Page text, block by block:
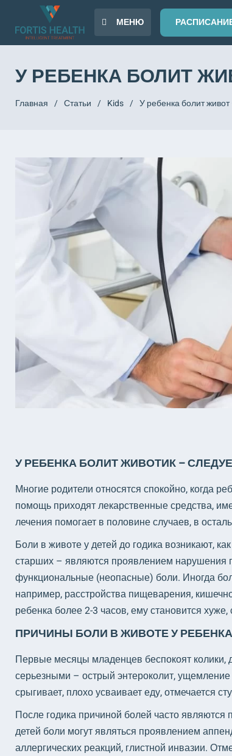
МЕНЮ
У РЕБЕНКА БОЛИТ
Главная / Статьи / Kids / У ребенка болит
У РЕБЕНКА БОЛИТ ЖИВОТИК –
Многие родители относятся спокойно, когда
помощь приходят лекарственные средства,
лечения помогает в половине случаев, в
Боли в животе у детей до годика возникают,
старших – являются проявлением нарушения
функциональные (неопасные) боли. Иногда
например, расстройства пищеварения,
ребенка более 2-3 часов, ему становится
ПРИЧИНЫ БОЛИ В ЖИВОТЕ У РЕБЕНКА
Первые месяцы младенцев беспокоят колики,
серьезными – острый энтероколит,
срыгивает, плохо усваивает еду, отмечается
После годика причиной болей часто
детей боли могут являться проявлением
аллергических реакций, глистной инвазии.